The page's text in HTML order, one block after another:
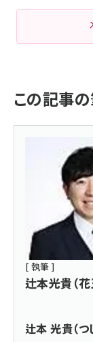
この記事
[ 執筆 ]
辻本光貴（花
辻本 光貴（つ